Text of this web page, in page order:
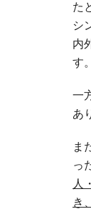
た
シ
内
す。
一
あ
ま
っ
人
き